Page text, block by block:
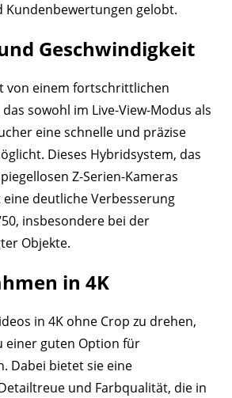
Kundenbewertungen gelobt.
Geschwindigkeit
von einem fortschrittlichen
sowohl im Live-View-Modus als
eine schnelle und präzise
Dieses Hybridsystem, das
Z-Serien-Kameras
deutliche Verbesserung
insbesondere bei der
Objekte.
in 4K
in 4K ohne Crop zu drehen,
einer guten Option für
Dabei bietet sie eine
und Farbqualität, die in